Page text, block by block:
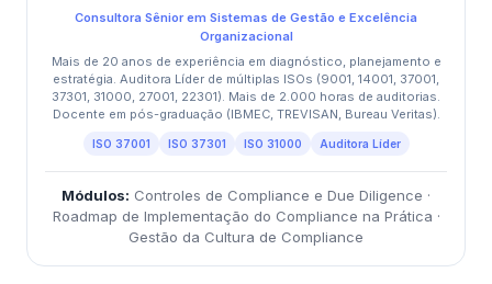
Consultora Sênior em Sistemas de Gestão e Excelência
Organizacional
Mais de 20 anos de experiência em diagnóstico, planejamento e
estratégia. Auditora Líder de múltiplas ISOs (9001, 14001, 37001,
37301, 31000, 27001, 22301). Mais de 2.000 horas de auditorias.
Docente em pós-graduação (IBMEC, TREVISAN, Bureau Veritas).
ISO 37001 ISO 37301 ISO 31000 Auditora Líder
Módulos: Controles de Compliance e Due Diligence ·
Roadmap de Implementação do Compliance na Prática ·
Gestão da Cultura de Compliance